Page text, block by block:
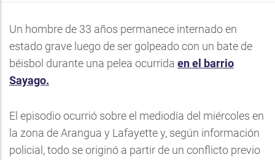
Un hombre de 33 años permanece internado en
estado grave luego de ser golpeado con un bate de
béisbol durante una pelea ocurrida en el barrio
Sayago.
El episodio ocurrió sobre el mediodía del miércoles en
la zona de Arangua y Lafayette y, según información
policial, todo se originó a partir de un conflicto previo